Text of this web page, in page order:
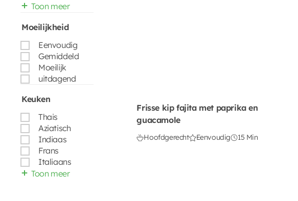
Toon meer
Moeilijkheid
Eenvoudig
Gemiddeld
Moeilijk
uitdagend
Keuken
Thais
Aziatisch
Indiaas
Frans
Italiaans
Toon meer
Frisse kip fajita met paprika en
guacamole
Hoofdgerecht Eenvoudig 15 Min